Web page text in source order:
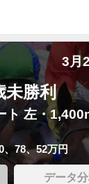
3月
未勝利
ト 左・
、78、52万円
データ